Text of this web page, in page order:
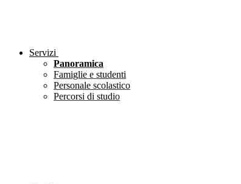
Servizi
Panoramica
Famiglie e studenti
Personale scolastico
Percorsi di studio